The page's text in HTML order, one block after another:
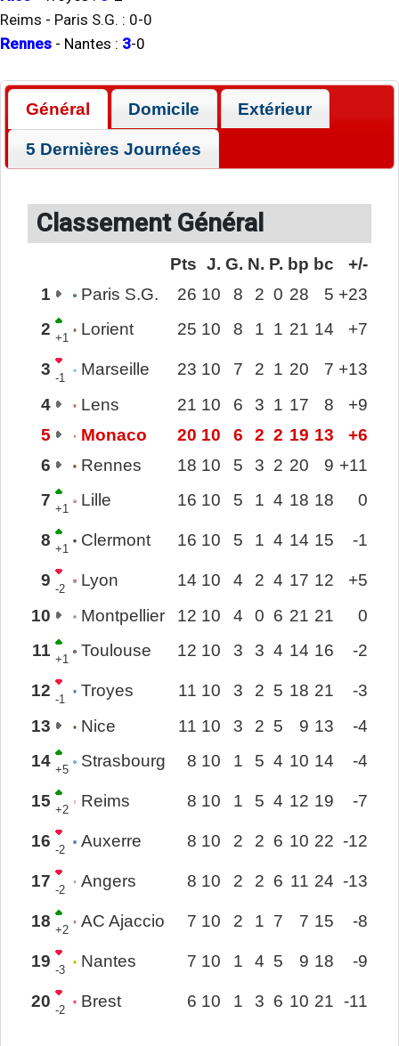
Reims - Paris S.G. : 0-0
Rennes - Nantes : 3-0
Général Domicile Extérieur
5 Dernières Journées
Classement Général
Pts J. G. N. P. bp bc
+/-
1
Paris S.G. 26 10 8 2 0 28 5 +23
2 +1 Lorient 25 10 8 1 1 21 14 +7
3 -1 Marseille 23 10 7 2 1 20 7 +13
4
Lens 21 10 6 3 1 17 8
+9
5
Monaco 20 10 6 2 2 19 13
+6
6
Rennes 18 10 5 3 2 20 9 +11
7 +1 Lille 16 10 5 1 4 18 18 0
8 +1 Clermont 16 10 5 1 4 14 15 -1
9 -2 Lyon 14 10 4 2 4 17 12
+5
10
Montpellier 12 10 4 0 6 21 21
0
11 +1 Toulouse 12 10 3 3 4 14 16 -2
12 -1 Troyes 11 10 3 2 5 18 21
-3
13
Nice 11 10 3 2 5 9 13
-4
14 +5 Strasbourg 8 10 1 5 4 10 14 -4
15 +2 Reims 8 10 1 5 4 12 19 -7
16 -2 Auxerre 8 10 2 2 6 10 22 -12
17 -2 Angers 8 10 2 2 6 11 24 -13
18 +2 AC Ajaccio 7 10 2 1 7 7 15 -8
19 -3 Nantes 7 10 1 4 5 9 18 -9
20 -2 Brest 6 10 1 3 6 10 21 -11